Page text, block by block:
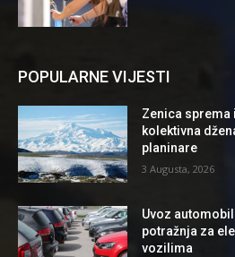
POPULARNE VIJESTI
Zenica sprema
kolektivna
planinare
3 Augusta, 2026
Uvoz
potražnja za
vozilima